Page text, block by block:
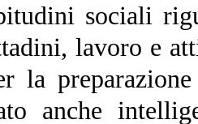
sociali
lavoro e
la
anche